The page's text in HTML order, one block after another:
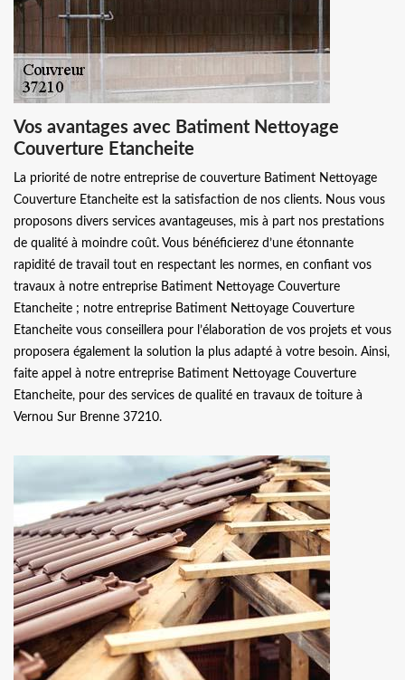
Vos avantages avec Batiment Nettoyage
Couverture Etancheite
La priorité de notre entreprise de couverture Batiment Nettoyage
Couverture Etancheite est la satisfaction de nos clients. Nous vous
proposons divers services avantageuses, mis à part nos prestations
de qualité à moindre coût. Vous bénéficierez d’une étonnante
rapidité de travail tout en respectant les normes, en confiant vos
travaux à notre entreprise Batiment Nettoyage Couverture
Etancheite ; notre entreprise Batiment Nettoyage Couverture
Etancheite vous conseillera pour l’élaboration de vos projets et vous
proposera également la solution la plus adapté à votre besoin. Ainsi,
faite appel à notre entreprise Batiment Nettoyage Couverture
Etancheite, pour des services de qualité en travaux de toiture à
Vernou Sur Brenne 37210.